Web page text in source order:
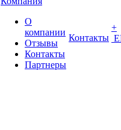
О
компании
Отзывы
Контакты
Партнеры
Контакты
+